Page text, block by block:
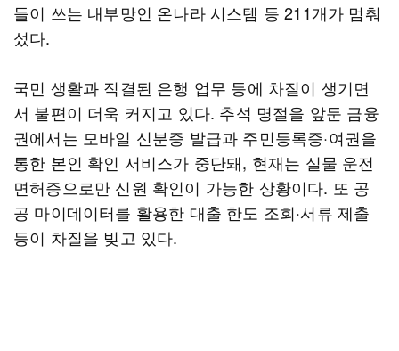
들이 쓰는 내부망인 온나라 시스템 등 211개가 멈춰
섰다.
국민 생활과 직결된 은행 업무 등에 차질이 생기면
서 불편이 더욱 커지고 있다. 추석 명절을 앞둔 금융
권에서는 모바일 신분증 발급과 주민등록증·여권을
통한 본인 확인 서비스가 중단돼, 현재는 실물 운전
면허증으로만 신원 확인이 가능한 상황이다. 또 공
공 마이데이터를 활용한 대출 한도 조회·서류 제출
등이 차질을 빚고 있다.